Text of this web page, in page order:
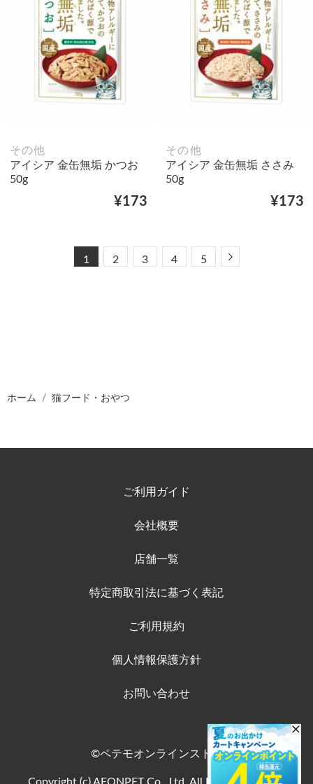
その他
アイシア 金缶無垢 かつお
50g
¥173
その他
アイシア 金缶無垢 ささみ
50g
¥173
1 2 3 4 5 Next
ホーム 猫フード・おやつ
ご利用ガイド
会社概要
店舗一覧
特定商取引法に基づく表記
ご利用規約
個人情報保護方針
お問い合わせ
©ペテモオンラインストア